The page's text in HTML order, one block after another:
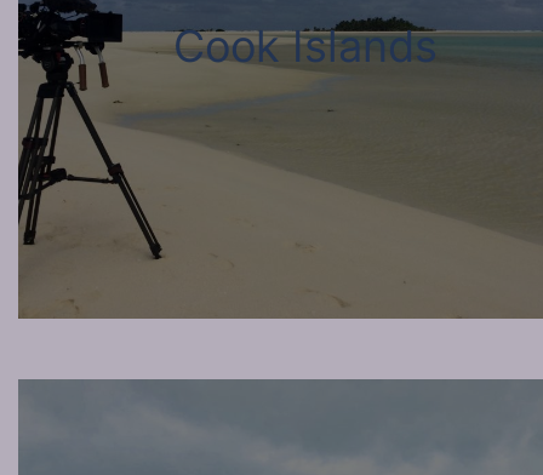
Cook Islands